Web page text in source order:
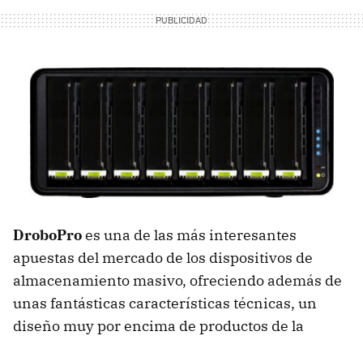
DroboProes una de las más interesantes
apuestas del mercado de los dispositivos de
almacenamiento masivo, ofreciendo además de
unas fantásticas características técnicas, un
diseño muy por encima de productos de la